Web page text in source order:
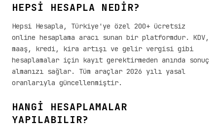
HEPSİ HESAPLA NEDİR?
Hepsi Hesapla, Türkiye'ye özel 200+ ücretsiz
online hesaplama aracı sunan bir platformdur. KDV,
maaş, kredi, kira artışı ve gelir vergisi gibi
hesaplamalar için kayıt gerektirmeden anında sonuç
almanızı sağlar. Tüm araçlar 2026 yılı yasal
oranlarıyla güncellenmiştir.
HANGİ HESAPLAMALAR
YAPILABILIR?